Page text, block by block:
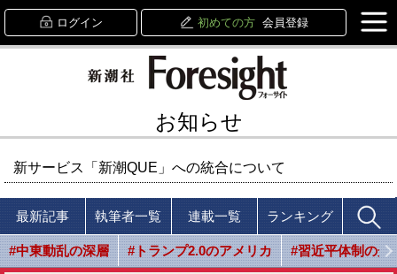
ログイン 初めての方 会員登録
お知らせ
新サービス「新潮QUE」への統合について
最新記事 執筆者一覧 連載一覧 ランキング
#中東動乱の深層 #トランプ2.0のアメリカ #習近平体制の光